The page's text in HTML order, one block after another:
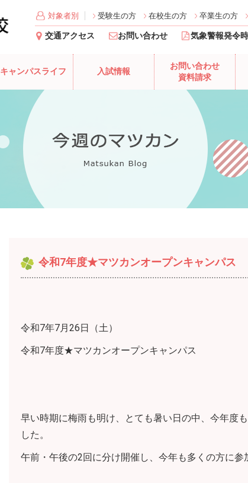
対象者別 受験生の方 在校生の方 卒業生の方
交通アクセス お問い合わせ 気象警報発令
キャンパスライフ 入試情報
お問い合わせ
資料請求
令和7年度★マツカンオープンキャンパス
令和7年7月26日（土）
令和7年度★マツカンオープンキャンパス
早い時期に梅雨も明け、とても暑い日の中、今年度
した。
午前・午後の2回に分け開催し、今年も多くの方に